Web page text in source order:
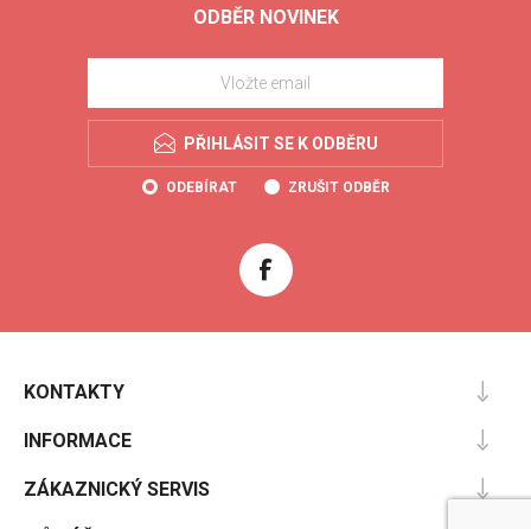
ODBĚR NOVINEK
PŘIHLÁSIT SE K ODBĚRU
ODEBÍRAT ZRUŠIT ODBĚR
KONTAKTY
INFORMACE
ZÁKAZNICKÝ SERVIS